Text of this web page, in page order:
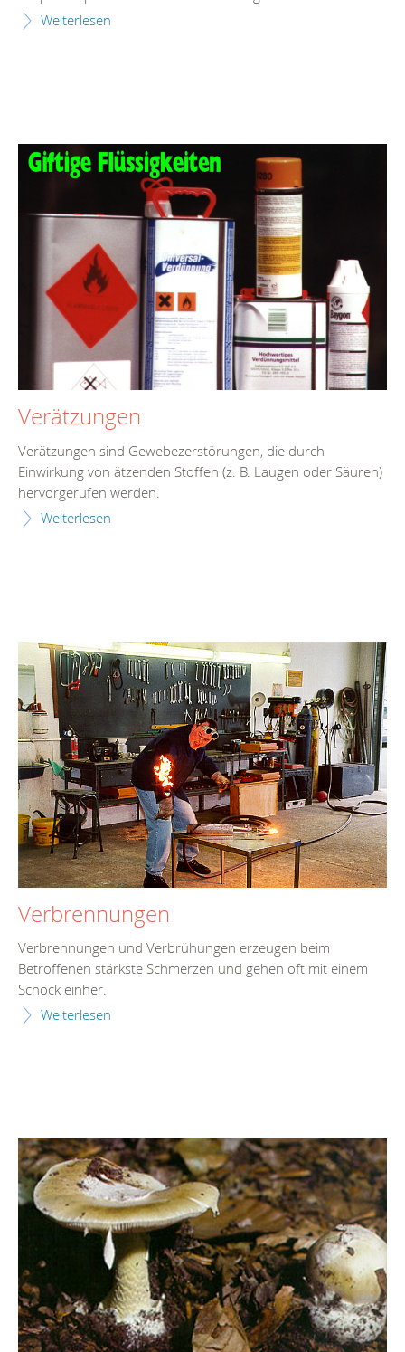
Weiterlesen
Verätzungen
Verätzungen sind Gewebezerstörungen, die durch
Einwirkung von ätzenden Stoffen (z. B. Laugen oder Säuren)
hervorgerufen werden.
Weiterlesen
Verbrennungen
Verbrennungen und Verbrühungen erzeugen beim
Betroffenen stärkste Schmerzen und gehen oft mit einem
Schock einher.
Weiterlesen